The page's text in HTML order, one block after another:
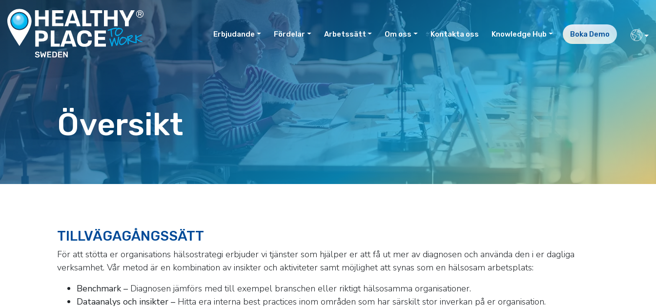
Erbjudande Fördelar Arbetssätt Om oss Kontakta oss Knowledge Hub Boka Demo
Översikt
TILLVÄGAGÅNGSSÄTT
För att stötta er organisations hälsostrategi erbjuder vi tjänster som hjälper er att få ut mer av diagnosen och använda den i er dagliga
verksamhet. Vår metod är en kombination av insikter och aktiviteter samt möjlighet att synas som en hälsosam arbetsplats:
Benchmark – Diagnosen jämförs med till exempel branschen eller riktigt hälsosamma organisationer.
Dataanalys och insikter – Hitta era interna best practices inom områden som har särskilt stor inverkan på er organisation.